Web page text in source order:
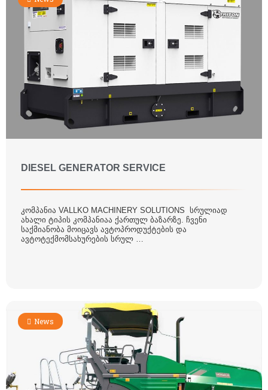
DIESEL GENERATOR SERVICE
კომპანია VALLKO MACHINERY SOLUTIONS სრულიად
ახალი ტიპის კომპანიაა ქართულ ბაზარზე. ჩვენი
საქმიანობა მოიცავს ავტოპროდუქტების და
ავტოტექმომსახურების სრულ …
News